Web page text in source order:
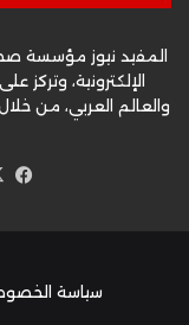
المفيد نيوز مؤسسة
الإلكترونية،
والعالم العربي، من
سياسة